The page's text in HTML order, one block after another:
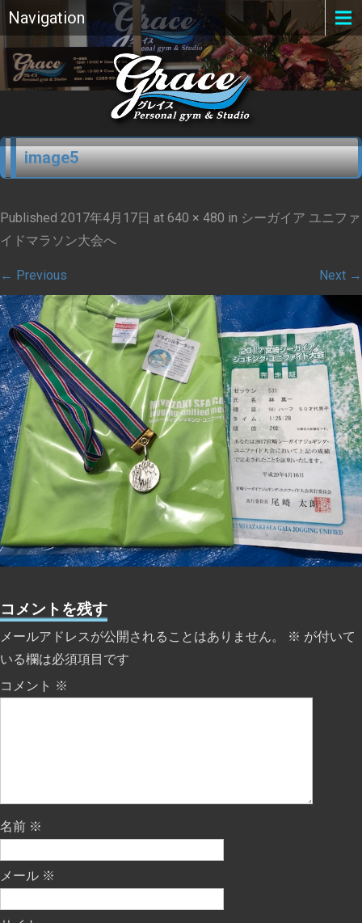
Navigation
image5
Published 2017年4月17日 at 640 × 480 in シーガイア ユニファ
イドマラソン大会へ
← Previous Next →
コメントを残す
メールアドレスが公開されることはありません。 ※ が付いて
いる欄は必須項目です
コメント ※
名前 ※
メール ※